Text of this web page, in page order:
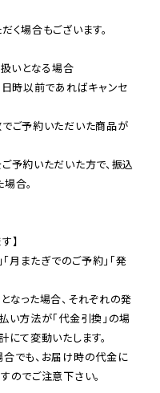
く場合もございます。
いとなる場合
時以前であればキャンセ
ご予約いただいた商品が
予約いただいた方で、振込
合。
】
月またぎでのご予約」「発
なった場合、それぞれの発
い方法が「代金引換」の場
でも、お届け時の代金に
のでご注意下さい。